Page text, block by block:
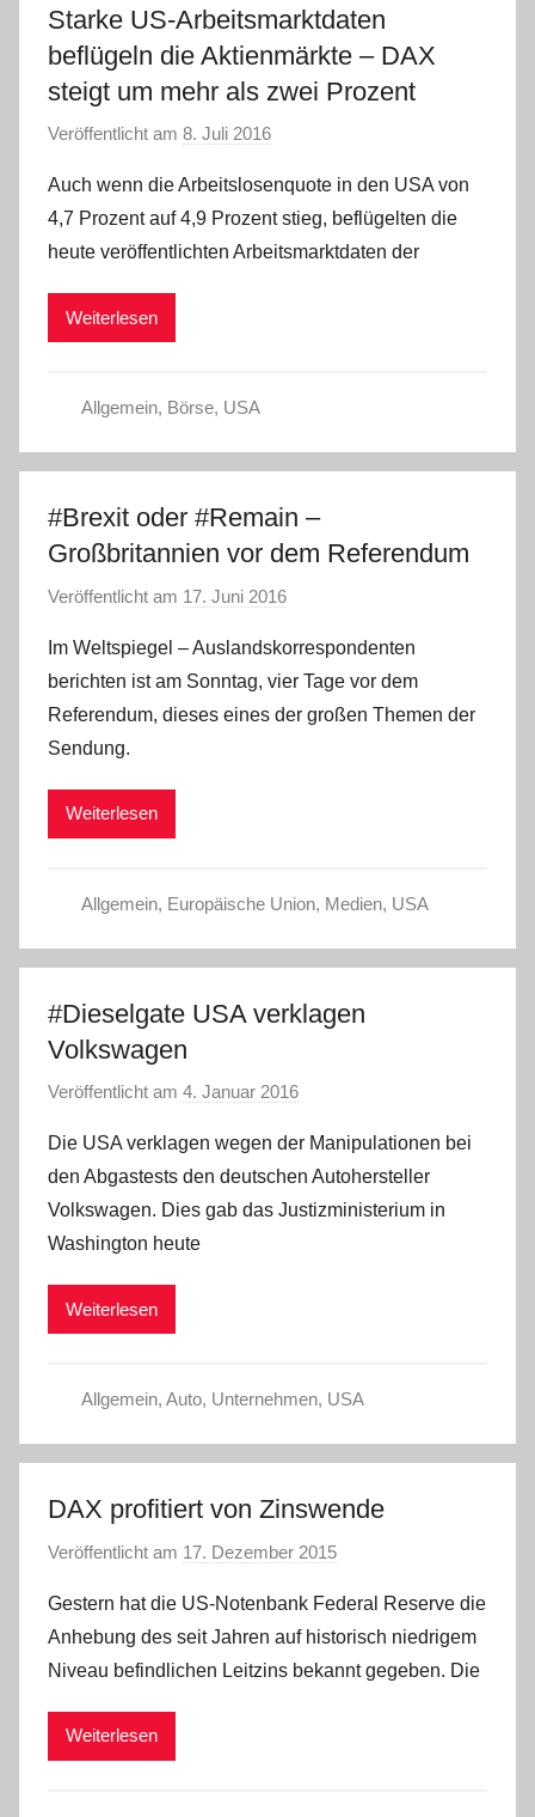
Starke US-Arbeitsmarktdaten
beflügeln die Aktienmärkte – DAX
steigt um mehr als zwei Prozent
Veröffentlicht am 8. Juli 2016
n
C
W
Auch wenn die Arbeitslosenquote in den USA von
4,7 Prozent auf 4,9 Prozent stieg, beflügelten die
heute veröffentlichten Arbeitsmarktdaten der
Weiterlesen
Allgemein, Börse, USA
#Brexit oder #Remain –
Großbritannien vor dem Referendum
Veröffentlicht am 17. Juni 2016
n
C
W
Im Weltspiegel – Auslandskorrespondenten
berichten ist am Sonntag, vier Tage vor dem
Referendum, dieses eines der großen Themen der
Sendung.
Weiterlesen
Allgemein, Europäische Union, Medien, USA
#Dieselgate USA verklagen
Volkswagen
Veröffentlicht am 4. Januar 2016
n
a
d
Die USA verklagen wegen der Manipulationen bei
den Abgastests den deutschen Autohersteller
Volkswagen. Dies gab das Justizministerium in
Washington heute
Weiterlesen
Allgemein, Auto, Unternehmen, USA
DAX profitiert von Zinswende
Veröffentlicht am 17. Dezember 2015
n
a
d
Gestern hat die US-Notenbank Federal Reserve die
Anhebung des seit Jahren auf historisch niedrigem
Niveau befindlichen Leitzins bekannt gegeben. Die
Weiterlesen